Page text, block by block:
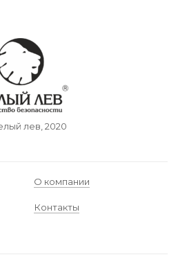
лев, 2020
О компании
Контакты